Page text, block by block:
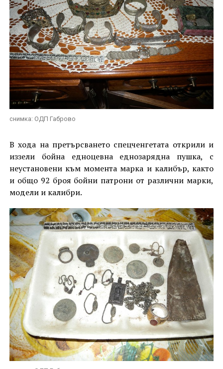
снимка: ОДП Габрово
В хода на претърсването спецченгетата открили и
иззели бойна едноцевна еднозарядна пушка, с
неустановени към момента марка и калибър, както
и общо 92 броя бойни патрони от различни марки,
модели и калибри.